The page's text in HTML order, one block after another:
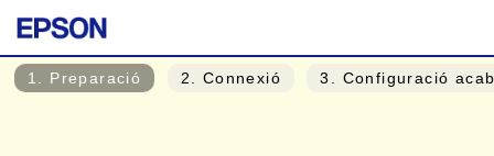
1 . Preparació 2 . Connexió 3 . Configuració